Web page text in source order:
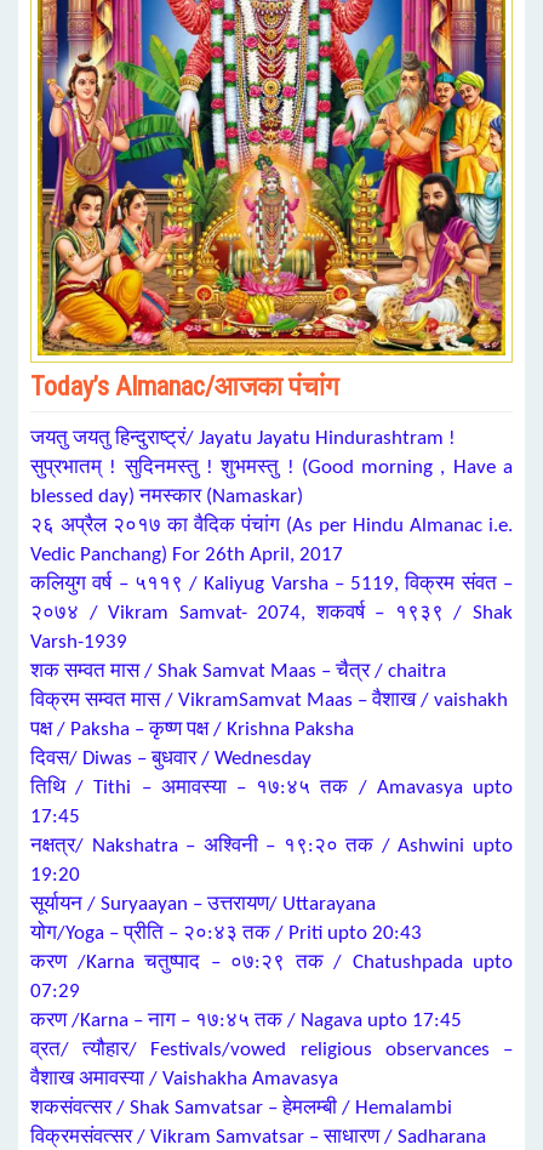
Today’s Almanac/आजका पंचांग
जयतु जयतु हिन्दुराष्ट्रं/ Jayatu Jayatu Hindurashtram !
सुप्रभातम् ! सुदिनमस्तु ! शुभमस्तु ! (Good morning , Have a
blessed day) नमस्कार (Namaskar)
२६ अप्रैल २०१७ का वैदिक पंचांग (As per Hindu Almanac i.e.
Vedic Panchang) For 26th April, 2017
कलियुग वर्ष – ५११९ / Kaliyug Varsha – 5119, विक्रम संवत –
२०७४ / Vikram Samvat- 2074, शकवर्ष – १९३९ / Shak
Varsh-1939
शक सम्वत मास / Shak Samvat Maas – चैत्र / chaitra
विक्रम सम्वत मास / VikramSamvat Maas – वैशाख / vaishakh
पक्ष / Paksha – कृष्ण पक्ष / Krishna Paksha
दिवस/ Diwas – बुधवार / Wednesday
तिथि / Tithi – अमावस्या – १७:४५ तक / Amavasya upto
17:45
नक्षत्र/ Nakshatra – अश्विनी – १९:२० तक / Ashwini upto
19:20
सूर्यायन / Suryaayan – उत्तरायण/ Uttarayana
योग/Yoga – प्रीति – २०:४३ तक / Priti upto 20:43
करण /Karna चतुष्पाद – ०७:२९ तक / Chatushpada upto
07:29
करण /Karna – नाग – १७:४५ तक / Nagava upto 17:45
व्रत/ त्यौहार/ Festivals/vowed religious observances –
वैशाख अमावस्या / Vaishakha Amavasya
शकसंवत्सर / Shak Samvatsar – हेमलम्बी / Hemalambi
विक्रमसंवत्सर / Vikram Samvatsar – साधारण / Sadharana